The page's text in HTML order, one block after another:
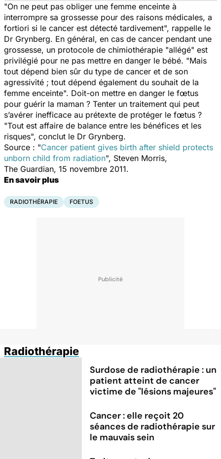
"On ne peut pas obliger une femme enceinte à
interrompre sa grossesse pour des raisons médicales, a
fortiori si le cancer est détecté tardivement", rappelle le
Dr Grynberg. En général, en cas de cancer pendant une
grossesse, un protocole de chimiothérapie "allégé" est
privilégié pour ne pas mettre en danger le bébé. "Mais
tout dépend bien sûr du type de cancer et de son
agressivité ; tout dépend également du souhait de la
femme enceinte". Doit-on mettre en danger le fœtus
pour guérir la maman ? Tenter un traitement qui peut
s’avérer inefficace au prétexte de protéger le fœtus ?
"Tout est affaire de balance entre les bénéfices et les
risques", conclut le Dr Grynberg.
Source : "Cancer patient gives birth after shield protects
unborn child from radiation", Steven Morris,
The Guardian, 15 novembre 2011.
En savoir plus
RADIOTHÉRAPIE FOETUS
Radiothérapie
Surdose de radiothérapie : un
patient atteint de cancer
victime de "lésions majeures"
Cancer : elle reçoit 20
séances de radiothérapie sur
le mauvais sein